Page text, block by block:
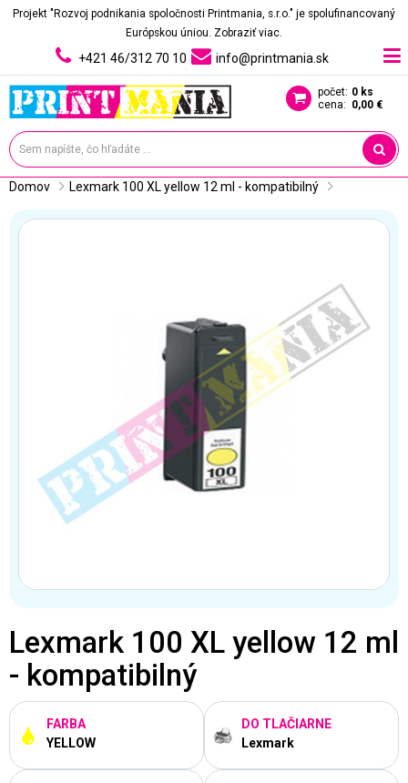
Projekt "Rozvoj podnikania spoločnosti Printmania, s.r.o." je spolufinancovaný
Európskou úniou. Zobraziť viac.
+421 46/312 70 10 info@printmania.sk
počet: 0 ks
cena: 0,00 €
Domov Lexmark 100 XL yellow 12 ml - kompatibilný
Lexmark 100 XL yellow 12 ml
- kompatibilný
FARBA
YELLOW
DO TLAČIARNE
Lexmark